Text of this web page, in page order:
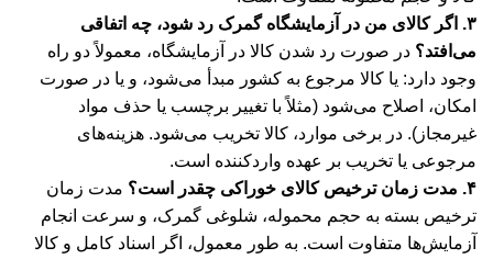
۳. اگر کالای من در آزمایشگاه گمرک رد شود، چه اتفاقی
می‌افتد؟ در صورت رد شدن کالا در آزمایشگاه، معمولاً دو راه
وجود دارد: یا کالا مرجوع به کشور مبدأ می‌شود، و یا در صورت
امکان، اصلاح می‌شود (مثلاً با تغییر برچسب یا حذف مواد
غیرمجاز). در برخی موارد، کالا تخریب می‌شود. هزینه‌های
مرجوعی یا تخریب بر عهده واردکننده است.
۴. مدت زمان ترخیص کالای خوراکی چقدر است؟
مدت زمان
ترخیص بسته به حجم محموله، شلوغی گمرک، و سرعت انجام
آزمایش‌ها متفاوت است. به طور معمول، اگر اسناد کامل و کالا